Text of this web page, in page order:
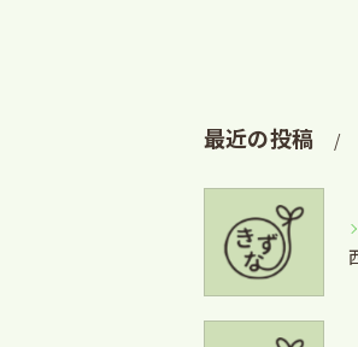
最近の投稿